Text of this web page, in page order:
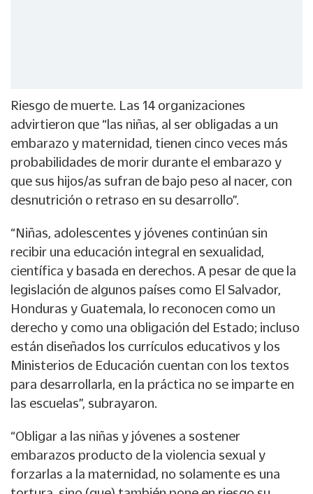
Riesgo de muerte. Las 14 organizaciones
advirtieron que “las niñas, al ser obligadas a un
embarazo y maternidad, tienen cinco veces más
probabilidades de morir durante el embarazo y
que sus hijos/as sufran de bajo peso al nacer, con
desnutrición o retraso en su desarrollo”.
“Niñas, adolescentes y jóvenes continúan sin
recibir una educación integral en sexualidad,
científica y basada en derechos. A pesar de que la
legislación de algunos países como El Salvador,
Honduras y Guatemala, lo reconocen como un
derecho y como una obligación del Estado; incluso
están diseñados los currículos educativos y los
Ministerios de Educación cuentan con los textos
para desarrollarla, en la práctica no se imparte en
las escuelas”, subrayaron.
“Obligar a las niñas y jóvenes a sostener
embarazos producto de la violencia sexual y
forzarlas a la maternidad, no solamente es una